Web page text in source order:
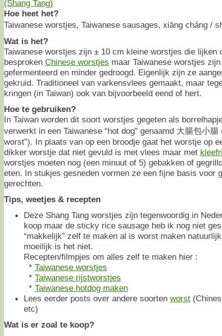
Hoe heet het?
Taiwanese worstjes, Taiwanese sausages, xiāng cháng /
Wat is het?
Taiwanese worstjes zijn ± 10 cm kleine worstjes die lijken
besproken Chinese worstjes maar Taiwanese worstjes
gefermenteerd en minder gedroogd. Eigenlijk zijn ze
gekruid. Traditioneel van varkensvlees gemaakt, maar
kringen (in Taiwan) ook van bijvoorbeeld eend of hert.
Hoe te gebruiken?
In Taiwan worden dit soort worstjes gegeten als
verwerkt in een Taiwanese “hot dog” genaamd 大腸包小
worst”). In plaats van op een broodje gaat het worstje op
dikker worstje dat niet gevuld is met vlees maar met
worstjes moeten nog (een minuut of 5) gebakken of
eten. In stukjes gesneden vormen ze een fijne basis voor
gerechten.
Tips, weetjes & recepten
Deze Shang Tang worstjes zijn tegenwoordig in
koop maar de sticky rice sausage heb ik nog niet
“makkelijk” zelf te maken al is worst maken
moeilijk is het niet.
Recepten/filmpjes om alles zelf te maken hier :
* Taiwanese worstjes
* Taiwanese rijstworstjes
* Taiwanese hotdog maken
Lees eerder posts over andere soorten worst
etc)
Wat is er zoal te koop?